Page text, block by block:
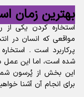
بهترین زمان
استخاره کردن یکی
مواقعی که انسان در
پرکاربرد است .
شده است، اما این
این بخش از پُرسون
برای انجام آن آشنا